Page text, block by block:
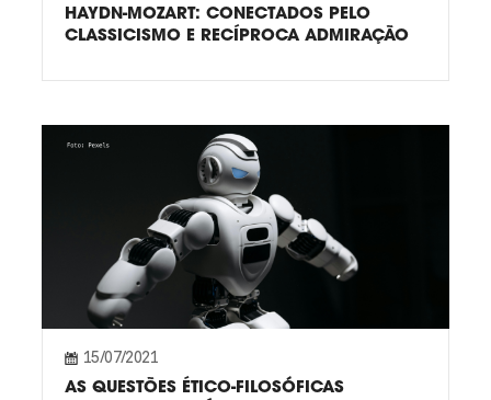
HAYDN-MOZART: CONECTADOS PELO
CLASSICISMO E RECÍPROCA ADMIRAÇÃO
15/07/2021
AS QUESTÕES ÉTICO-FILOSÓFICAS